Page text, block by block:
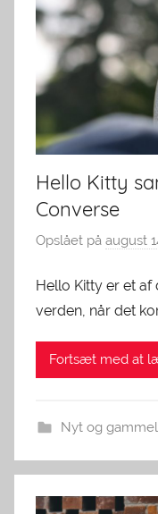
Hello Kitty
Converse
Opslået på august
Hello Kitty er et af
verden, når det
Fortsæt med at
Nyt og